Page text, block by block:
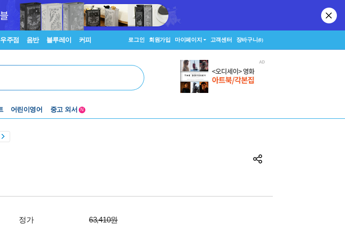
우주점 음반 블루레이 커피 로그인 회원가입 마이페이지 고객센터 장바구니(0)
어린이영어
5백원부터
N
정가
63,410원